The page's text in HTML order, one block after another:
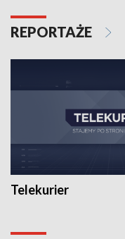
REPORTAŻE
Telekurier